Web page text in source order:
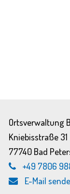
Ortsverwaltung
Kniebisstraße 31
77740 Bad
+49 7806
E-Mail